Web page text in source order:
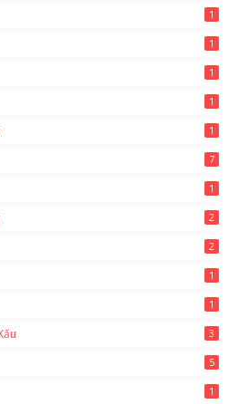
1
1
1
1
1
7
1
2
2
1
1
3
5
1